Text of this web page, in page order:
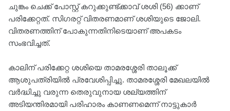
ചുങ്കം ചെക്ക് പോസ്റ്റ് കറുക്കുണ്ട്ക്കാവ് ശശി (56) ക്കാണ്
പരിക്കേറ്റത്. സിഗരറ്റ് വിതരണമാണ് ശശിയുടെ ജോലി.
വിതരണത്തിന് പോകുന്നതിനിടെയാണ് അപകടം
സംഭവിച്ചത്.
കാലിന് പരിക്കേറ്റ ശശിയെ താമരശ്ശേരി താലൂക്ക്
ആശുപത്രിയിൽ പ്രവേശിപ്പിച്ചു. താമരശ്ശേരി മേഖലയിൽ
വർദ്ധിച്ചു വരുന്ന തെരുവുനായ ശല്യത്തിന്
അടിയന്തിരമായി പരിഹാരം കാണണമെന്ന് നാട്ടുകാർ